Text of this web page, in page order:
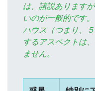
は、諸説あります
いのが一般的です
ハウス（つまり、
するアスペクトは
ません。